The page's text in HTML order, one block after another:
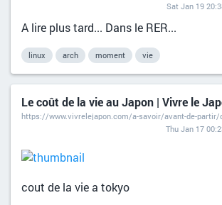
Sat Jan 19
A lire plus tard... Dans le RER...
linux arch moment vie
Le coût de la vie au Japon | Vivre le
https://www.vivrelejapon.com/a-savoir/avant-de-partir/
Thu Jan 17
cout de la vie a tokyo